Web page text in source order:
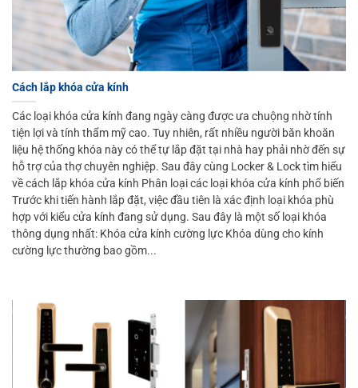
Cách lắp khóa cửa kính
Các loại khóa cửa kính đang ngày càng được ưa chuộng nhờ tính
tiện lợi và tính thẩm mỹ cao. Tuy nhiên, rất nhiều người băn khoăn
liệu hệ thống khóa này có thể tự lắp đặt tại nhà hay phải nhờ đến sự
hỗ trợ của thợ chuyên nghiệp. Sau đây cùng Locker & Lock tìm hiểu
về cách lắp khóa cửa kính Phân loại các loại khóa cửa kính phổ biến
Trước khi tiến hành lắp đặt, việc đầu tiên là xác định loại khóa phù
hợp với kiểu cửa kính đang sử dụng. Sau đây là một số loại khóa
thông dụng nhất: Khóa cửa kính cường lực Khóa dùng cho kính
cường lực thường bao gồm...